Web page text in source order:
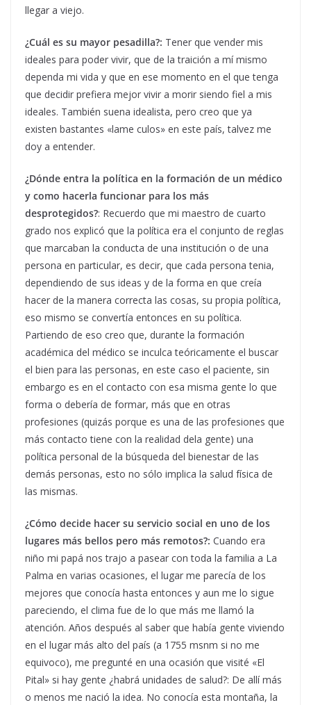
llegar a viejo.
¿Cuál es su mayor pesadilla?: Tener que vender mis
ideales para poder vivir, que de la traición a mí mismo
dependa mi vida y que en ese momento en el que tenga
que decidir prefiera mejor vivir a morir siendo fiel a mis
ideales. También suena idealista, pero creo que ya
existen bastantes «lame culos» en este país, talvez me
doy a entender.
¿Dónde entra la política en la formación de un médico
y como hacerla funcionar para los más
desprotegidos?: Recuerdo que mi maestro de cuarto
grado nos explicó que la política era el conjunto de reglas
que marcaban la conducta de una institución o de una
persona en particular, es decir, que cada persona tenia,
dependiendo de sus ideas y de la forma en que creía
hacer de la manera correcta las cosas, su propia política,
eso mismo se convertía entonces en su política.
Partiendo de eso creo que, durante la formación
académica del médico se inculca teóricamente el buscar
el bien para las personas, en este caso el paciente, sin
embargo es en el contacto con esa misma gente lo que
forma o debería de formar, más que en otras
profesiones (quizás porque es una de las profesiones que
más contacto tiene con la realidad dela gente) una
política personal de la búsqueda del bienestar de las
demás personas, esto no sólo implica la salud física de
las mismas.
¿Cómo decide hacer su servicio social en uno de los
lugares más bellos pero más remotos?: Cuando era
niño mi papá nos trajo a pasear con toda la familia a La
Palma en varias ocasiones, el lugar me parecía de los
mejores que conocía hasta entonces y aun me lo sigue
pareciendo, el clima fue de lo que más me llamó la
atención. Años después al saber que había gente viviendo
en el lugar más alto del país (a 1755 msnm si no me
equivoco), me pregunté en una ocasión que visité «El
Pital» si hay gente ¿habrá unidades de salud?: De allí más
o menos me nació la idea. No conocía esta montaña, la